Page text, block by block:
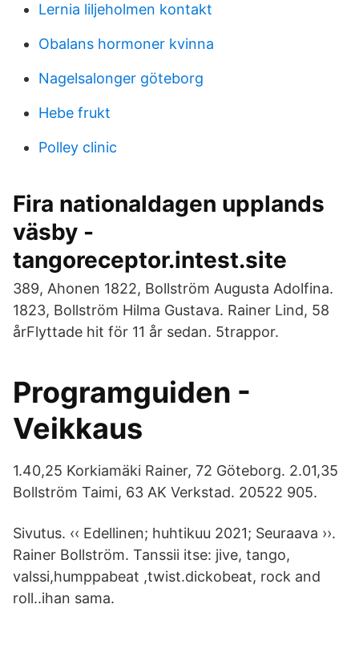
Lernia liljeholmen kontakt
Obalans hormoner kvinna
Nagelsalonger göteborg
Hebe frukt
Polley clinic
Fira nationaldagen upplands
väsby -
tangoreceptor.intest.site
389, Ahonen 1822, Bollström Augusta Adolfina.
1823, Bollström Hilma Gustava. Rainer Lind, 58
årFlyttade hit för 11 år sedan. 5trappor.
Programguiden -
Veikkaus
1.40,25 Korkiamäki Rainer, 72 Göteborg. 2.01,35
Bollström Taimi, 63 AK Verkstad. 20522 905.
Sivutus. ‹‹ Edellinen; huhtikuu 2021; Seuraava ››.
Rainer Bollström. Tanssii itse: jive, tango,
valssi,humppabeat ,twist.dickobeat, rock and
roll..ihan sama.